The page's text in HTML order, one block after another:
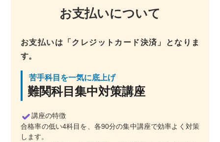
お支払いについて
お支払いは「クレジットカード決済」となりま
す。
苦手科目を一気に底上げ
難関科目集中対策講座
講座の特徴
合格率の低い4科目を、各90分の集中講座で効率よく対策
します。